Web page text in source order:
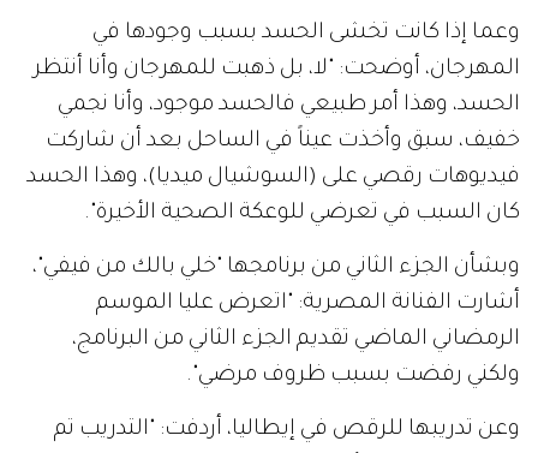
وعما إذا كانت تخشى الحسد بسبب وجودها في
المهرجان، أوضحت: "لا، بل ذهبت للمهرجان وأنا أنتظر
الحسد، وهذا أمر طبيعي فالحسد موجود، وأنا نجمي
خفيف، سبق وأخذت عيناً في الساحل بعد أن شاركت
فيديوهات رقصي على (السوشيال ميديا)، وهذا الحسد
كان السبب في تعرضي للوعكة الصحية الأخيرة".
وبشأن الجزء الثاني من برنامجها "خلي بالك من فيفي"،
أشارت الفنانة المصرية: "اتعرض عليا الموسم
الرمضاني الماضي تقديم الجزء الثاني من البرنامج،
ولكني رفضت بسبب ظروف مرضي".
وعن تدريبها للرقص في إيطاليا، أردفت: "التدريب تم